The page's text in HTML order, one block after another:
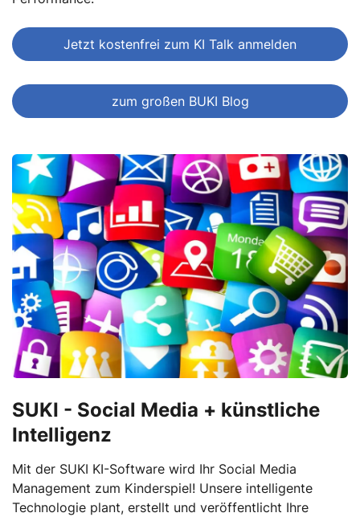
Jetzt kostenfrei zum KI Talk anmelden
zum großen BUKI Blog
SUKI - Social Media + künstliche
Intelligenz
Mit der SUKI KI-Software wird Ihr Social Media
Management zum Kinderspiel! Unsere intelligente
Technologie plant, erstellt und veröffentlicht Ihre